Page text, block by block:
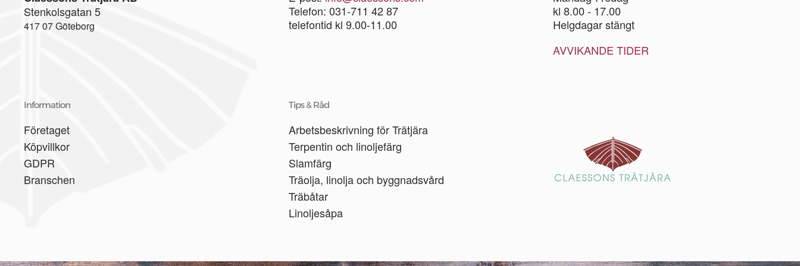
Stenkolsgatan 5
417 07 Göteborg
Telefon: 031-711 42 87
telefontid kl 9.00-11.00
kl 8.00 - 17.00
Helgdagar stängt
AVVIKANDE TIDER
Information
Företaget
Köpvillkor
GDPR
Branschen
Tips & Råd
Arbetsbeskrivning för Trätjära
Terpentin och linoljefärg
Slamfärg
Träolja, linolja och byggnadsvård
Träbåtar
Linoljesåpa